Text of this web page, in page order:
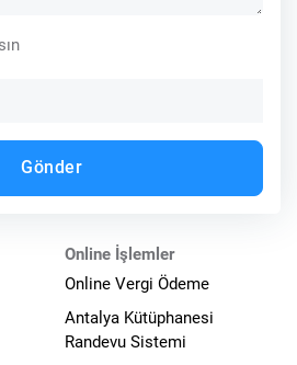
Gönder
Online İşlemler
Online Vergi Ödeme
Antalya Kütüphanesi
Randevu Sistemi